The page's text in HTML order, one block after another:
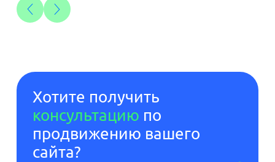
Хотите получить
консультацию по
продвижению вашего
сайта?